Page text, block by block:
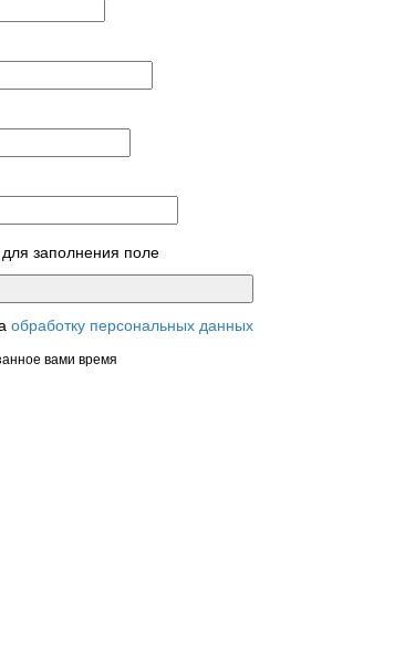
заполнения поле
обработку персональных данных
вами время